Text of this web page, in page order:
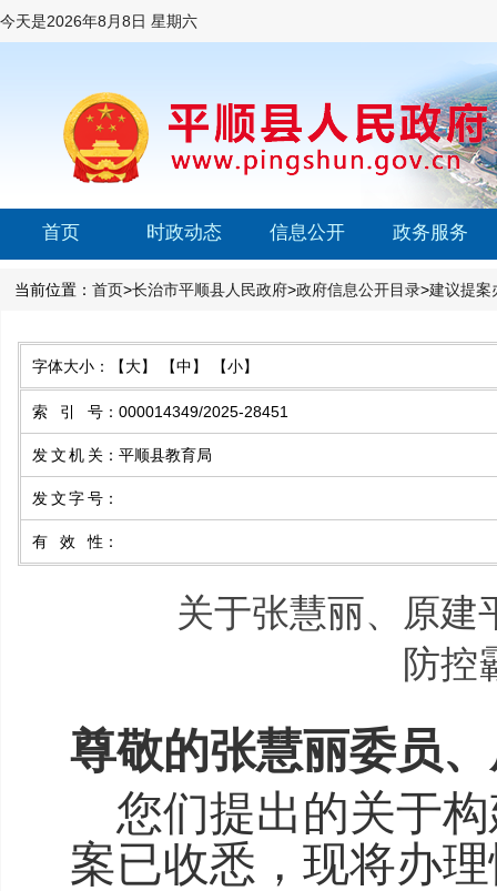
今天是2026年8月8日 星期六
首页 时政动态 信息公开 政务服务
当前位置： 首页>长治市平顺县人民政府>政府信息公开目录>建议提案
字体大小： 【大】 【中】 【小】
索引号 ： 000014349/2025-28451
发文机关 ： 平顺县教育局
发文字号 ：
有效性 ：
关于张慧丽、原建
防控
尊敬的张慧丽委员
您们提出的关于
案已收悉，现将办